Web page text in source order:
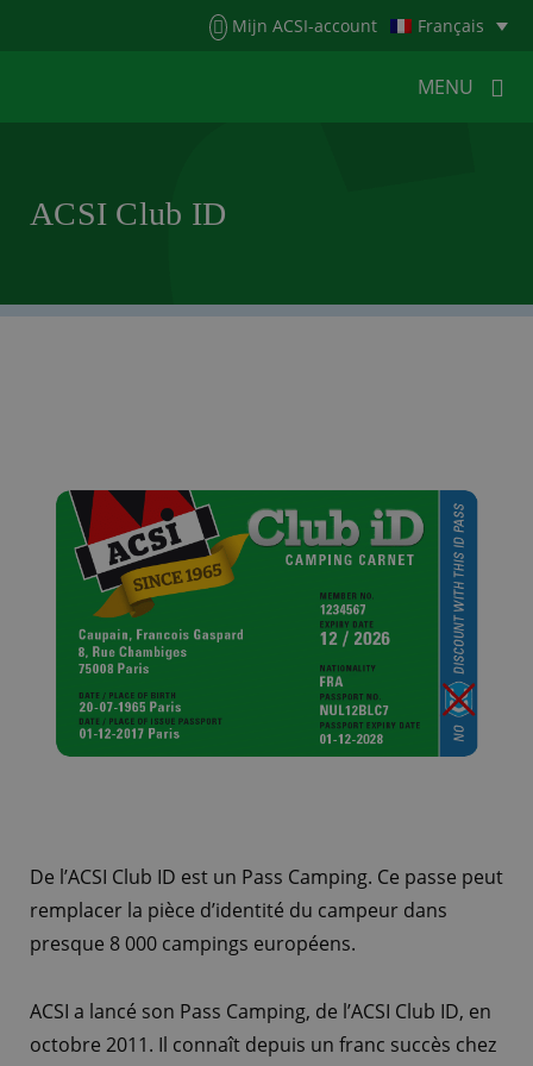
Mijn ACSI-account Français
MENU
POUR LES CAMPINGSACTUALITÉS
ACSI Club ID
De l’ACSI Club ID est un Pass Camping. Ce passe peut
remplacer la pièce d’identité du campeur dans
presque 8 000 campings européens.
ACSI a lancé son Pass Camping, de l’ACSI Club ID, en
octobre 2011. Il connaît depuis un franc succès chez